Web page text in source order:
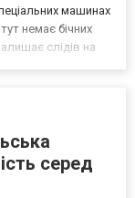
машинах
немає бічних
слідів на
серед